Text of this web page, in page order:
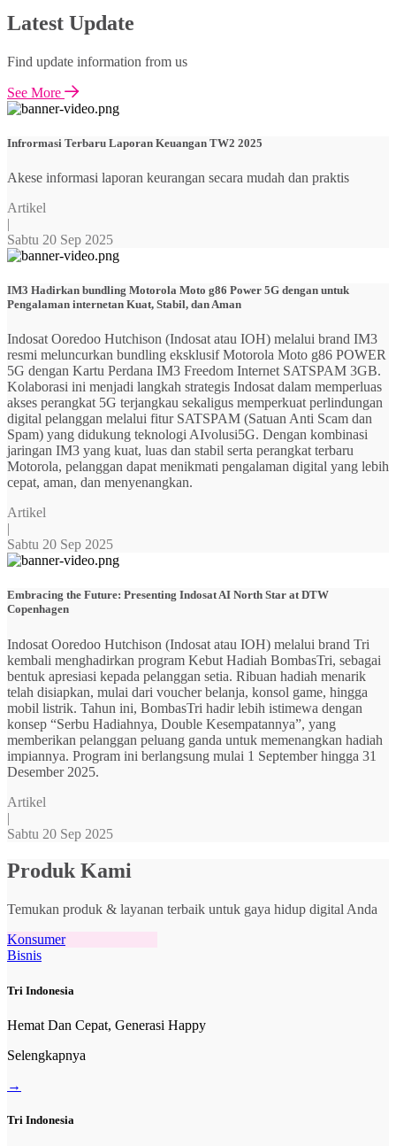
Latest Update
Find update information from us
See More
Infrormasi Terbaru Laporan Keuangan TW2 2025
Akese informasi laporan keurangan secara mudah dan praktis
Artikel
|
Sabtu 20 Sep 2025
IM3 Hadirkan bundling Motorola Moto g86 Power 5G dengan untuk
Pengalaman internetan Kuat, Stabil, dan Aman
Indosat Ooredoo Hutchison (Indosat atau IOH) melalui brand IM3
resmi meluncurkan bundling eksklusif Motorola Moto g86 POWER
5G dengan Kartu Perdana IM3 Freedom Internet SATSPAM 3GB.
Kolaborasi ini menjadi langkah strategis Indosat dalam memperluas
akses perangkat 5G terjangkau sekaligus memperkuat perlindungan
digital pelanggan melalui fitur SATSPAM (Satuan Anti Scam dan
Spam) yang didukung teknologi AIvolusi5G. Dengan kombinasi
jaringan IM3 yang kuat, luas dan stabil serta perangkat terbaru
Motorola, pelanggan dapat menikmati pengalaman digital yang lebih
cepat, aman, dan menyenangkan.
Artikel
|
Sabtu 20 Sep 2025
Embracing the Future: Presenting Indosat AI North Star at DTW
Copenhagen
Indosat Ooredoo Hutchison (Indosat atau IOH) melalui brand Tri
kembali menghadirkan program Kebut Hadiah BombasTri, sebagai
bentuk apresiasi kepada pelanggan setia. Ribuan hadiah menarik
telah disiapkan, mulai dari voucher belanja, konsol game, hingga
mobil listrik. Tahun ini, BombasTri hadir lebih istimewa dengan
konsep “Serbu Hadiahnya, Double Kesempatannya”, yang
memberikan pelanggan peluang ganda untuk memenangkan hadiah
impiannya. Program ini berlangsung mulai 1 September hingga 31
Desember 2025.
Artikel
|
Sabtu 20 Sep 2025
Produk Kami
Temukan produk & layanan terbaik untuk gaya hidup digital Anda
Konsumer
Bisnis
Tri Indonesia
Hemat Dan Cepat, Generasi Happy
Selengkapnya
→
Tri Indonesia